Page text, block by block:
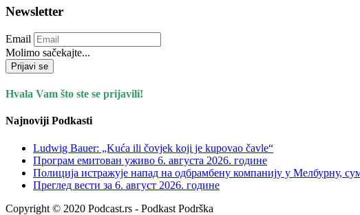
Newsletter
Email
Molimo sačekajte...
Prijavi se
Hvala Vam što ste se prijavili!
Najnoviji Podkasti
Ludwig Bauer: „Kuća ili čovjek koji je kupovao čavle“
Програм емитован уживо 6. августа 2026. годинe
Полиција истражује напад на одбрамбену компанију у Мелбурну,
Преглед вести за 6. август 2026. године
Copyright © 2020 Podcast.rs - Podkast Podrška